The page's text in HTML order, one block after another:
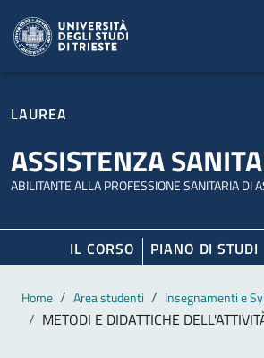
LAUREA
ASSISTENZA
ABILITANTE ALLA PROFESSIONE SANITARIA DI
IL CORSO PIANO DI STUDI
Contenuto
Breadcrumb
Home Area studenti Insegnamenti e
METODI E DIDATTICHE